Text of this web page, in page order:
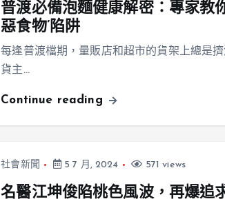
普渡必備泡麵健康解密：專家教
惡食物’陷阱
每逢普渡檔期，量販店和超市的貨架上總是
貨主…
Continue reading
社會新聞 5 7 月, 2024 571 views
名醫江坤俊陷桃色風波，再爆追